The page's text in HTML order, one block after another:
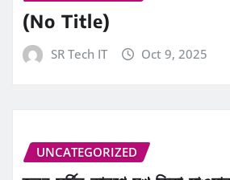
(No Title)
SR Tech IT Oct 9, 2025
UNCATEGORIZED